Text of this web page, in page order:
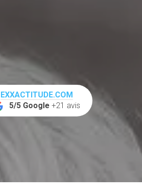
EXXACTITUDE.COM
5/5 Google +21 avis